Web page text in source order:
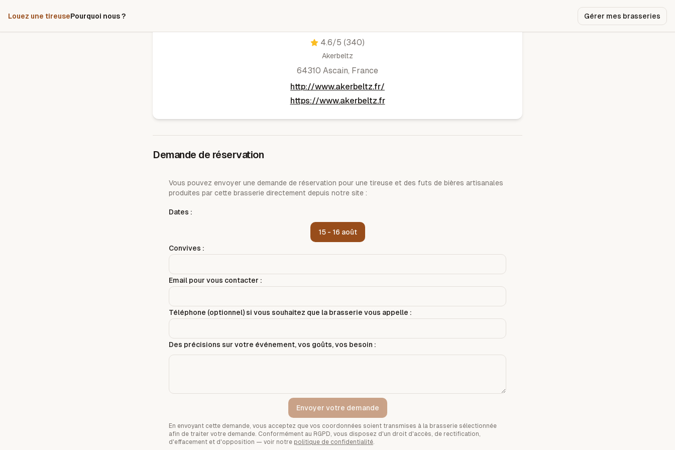
Louez une tireusePourquoi nous ? Gérer mes brasseries
4.6/5 (340)
Akerbeltz
64310 Ascain, France
http://www.akerbeltz.fr/
https://www.akerbeltz.fr
Demande de réservation
Vous pouvez envoyer une demande de réservation pour une tireuse et des futs de bières artisanales
produites par cette brasserie directement depuis notre site :
Dates :
15 - 16 août
Convives :
Email pour vous contacter :
Téléphone (optionnel) si vous souhaitez que la brasserie vous appelle :
Des précisions sur votre événement, vos goûts, vos besoin :
Envoyer votre demande
En envoyant cette demande, vous acceptez que vos coordonnées soient transmises à la brasserie sélectionnée
afin de traiter votre demande. Conformément au RGPD, vous disposez d'un droit d'accès, de rectification,
d'effacement et d'opposition — voir notre politique de confidentialité.